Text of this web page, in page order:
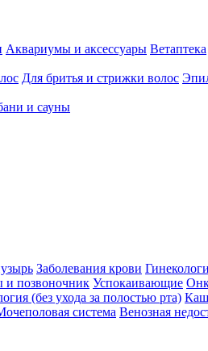
Аквариумы и аксессуары Ветаптека
Для бритья и стрижки волос
и сауны
Заболевания крови
и позвоночник Успокаивающие
(без ухода за полостью рта)
система Венозная